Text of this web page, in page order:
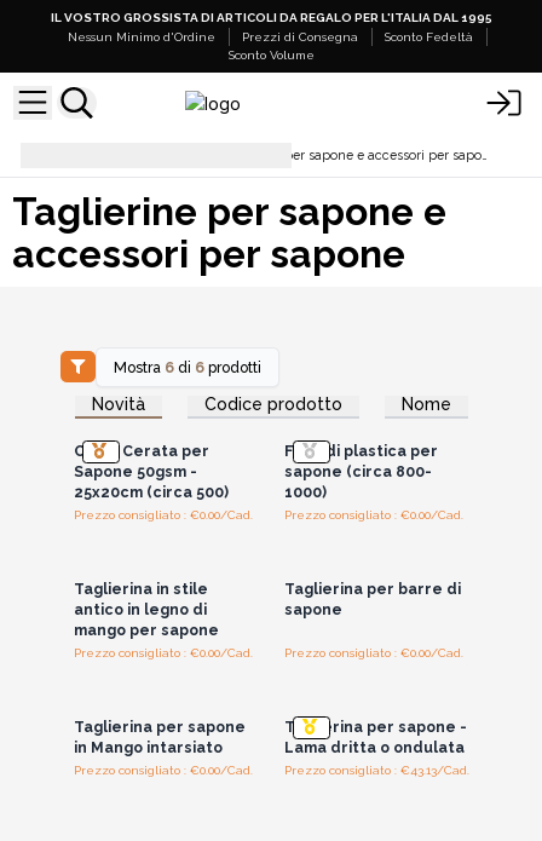
IL VOSTRO GROSSISTA DI ARTICOLI DA REGALO PER L'ITALIA DAL 1995
Nessun Minimo d'Ordine
Prezzi di Consegna
Sconto Fedeltà
Sconto Volume
Taglierine per sapone e
accessori per sapone
Mostra 6 di 6 prodotti
Novità Codice prodotto Nome
Accedi per vedere
i prezzi all'ingrosso
Carta Cerata per
Sapone 50gsm -
25x20cm (circa 500)
Prezzo consigliato : €0.00/Cad.
Accedi per vedere
i prezzi all'ingrosso
Fogli di plastica per
sapone (circa 800-
1000)
Prezzo consigliato : €0.00/Cad.
Taglierina in stile
antico in legno di
mango per sapone
Prezzo consigliato : €0.00/Cad.
Taglierina per barre di
sapone
Prezzo consigliato : €0.00/Cad.
Taglierina per sapone
in Mango intarsiato
Prezzo consigliato : €0.00/Cad.
Taglierina per sapone -
Lama dritta o ondulata
Prezzo consigliato : €43.13/Cad.